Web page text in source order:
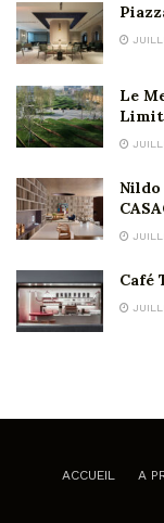
Le
Nildo
Café
ACCUEIL A